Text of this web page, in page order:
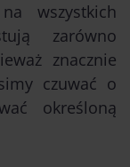
wszystkich
zarówno
znacznie
czuwać o
określoną